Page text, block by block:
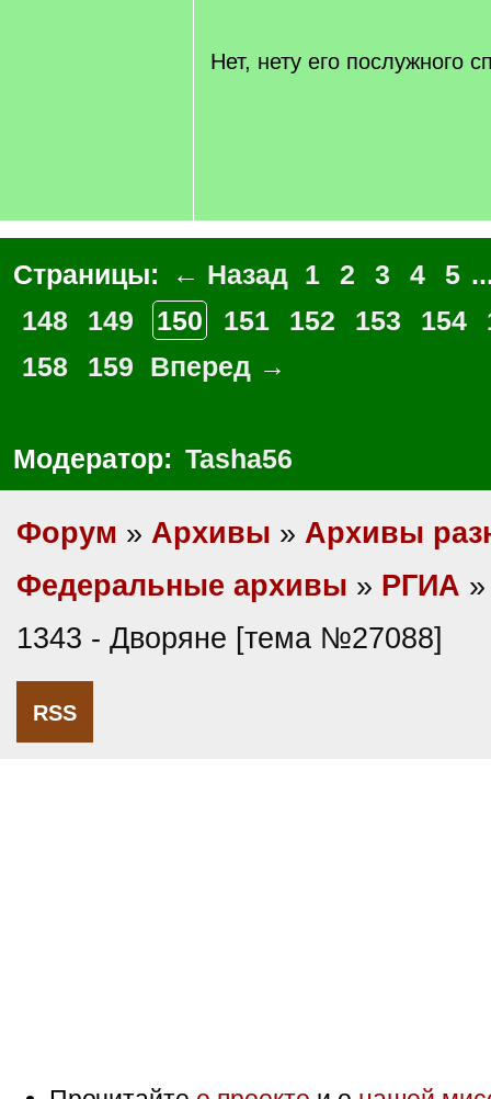
Нет, нету его послужного
Страницы: ← Назад 1 2 3 4 5
148
149 150 151 152 153 154
158
159 Вперед →
Модератор: Tasha56
Форум » Архивы » Архивы
Федеральные архивы » РГИА
1343 - Дворяне [тема №27088]
RSS